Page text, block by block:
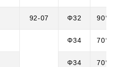
92-07 Φ32 90°
Φ34 70°
Φ34 70°